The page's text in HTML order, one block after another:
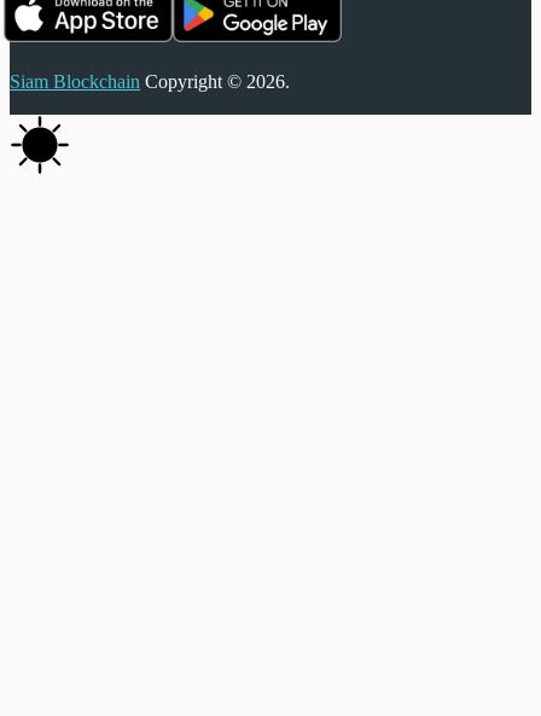
Siam Blockchain Copyright © 2026.